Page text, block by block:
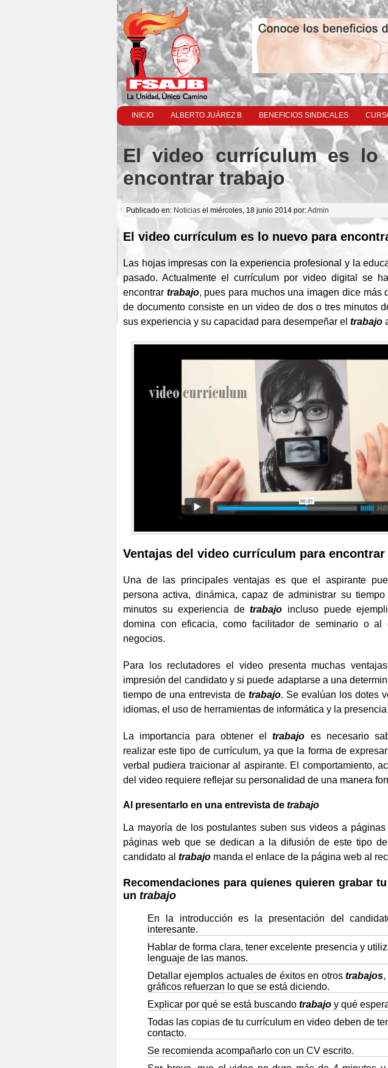
INICIO ALBERTO JUÁREZ B BENEFICIOS SINDICALES
El video currículum es lo
encontrar trabajo
Publicado en: Noticias el miércoles, 18 junio 2014 por:Admin
El video currículum es lo nuevo para
Las hojas impresas con la experiencia profesional y la
pasado. Actualmente el currículum por video digital se
encontrar trabajo, pues para muchos una imagen dice más
de documento consiste en un video de dos o tres minutos
sus experiencia y su capacidad para desempeñar el trabajo
Ventajas del video currículum para encontrar
Una de las principales ventajas es que el aspirante
persona activa, dinámica, capaz de administrar su
minutos su experiencia detrabajo incluso puede
domina con eficacia, como facilitador de seminario o al
negocios.
Para los reclutadores el video presenta muchas
impresión del candidato y si puede adaptarse a una
tiempo de una entrevista detrabajo. Se evalúan los dotes
idiomas, el uso de herramientas de informática y la
La importancia para obtener el trabajo es necesario
realizar este tipo de currículum, ya que la forma de
verbal pudiera traicionar al aspirante. El comportamiento,
del video requiere reflejar su personalidad de una manera
Al presentarlo en una entrevista de trabajo
La mayoría de los postulantes suben sus videos a
páginas web que se dedican a la difusión de este tipo de
candidato al trabajo manda el enlace de la página web al
Recomendaciones para quienes quieren grabar
un trabajo
En la introducción es la presentación del
interesante.
Hablar de forma clara, tener excelente presencia y
lenguaje de las manos.
Detallar ejemplos actuales de éxitos en otrostrabajos,
gráficos refuerzan lo que se está diciendo.
Explicar por qué se está buscando trabajo y qué
Todas las copias de tu currículum en video deben de
contacto.
Se recomienda acompañarlo con un CV escrito.